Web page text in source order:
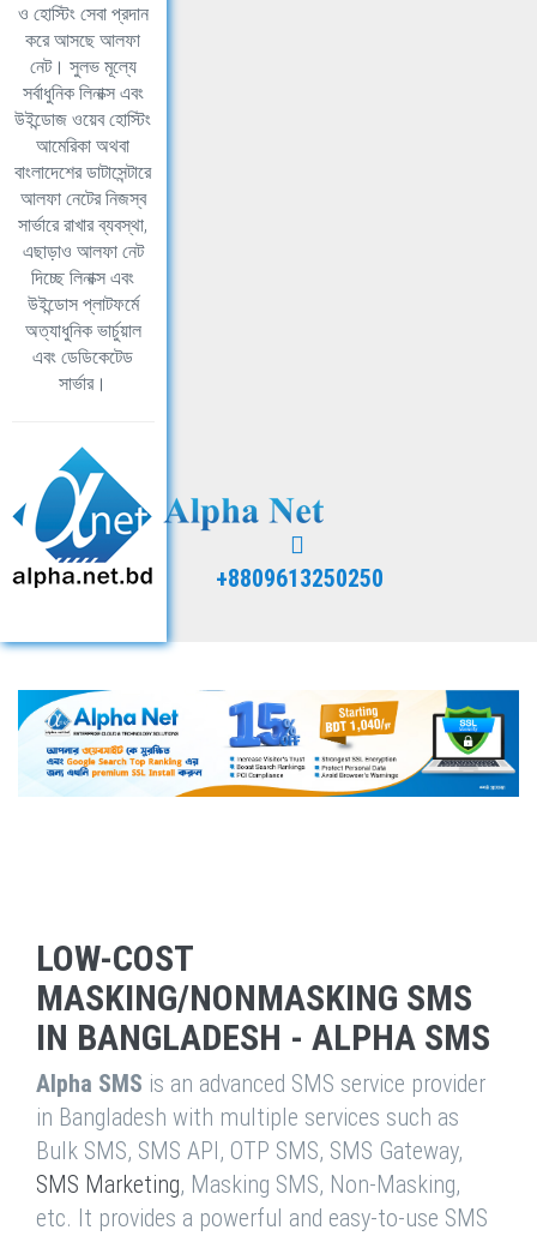
ও হোস্টিং সেবা প্রদান
করে আসছে আলফা
নেট। সুলভ মূল্যে
সর্বাধুনিক লিনাক্স এবং
উইন্ডোজ ওয়েব হোস্টিং
আমেরিকা অথবা
বাংলাদেশের ডাটাসেন্টারে
আলফা নেটের নিজস্ব
সার্ভারে রাখার ব্যবস্থা,
এছাড়াও আলফা নেট
দিচ্ছে লিনাক্স এবং
উইন্ডোস প্লাটফর্মে
অত্যাধুনিক ভার্চুয়াল
এবং ডেডিকেটেড
সার্ভার।
+8809613250250
LOW-COST
MASKING/NONMASKING SMS
IN BANGLADESH - ALPHA SMS
Alpha SMS is an advanced SMS service provider
in Bangladesh with multiple services such as
Bulk SMS, SMS API, OTP SMS, SMS Gateway,
SMS Marketing, Masking SMS, Non-Masking,
etc. It provides a powerful and easy-to-use SMS